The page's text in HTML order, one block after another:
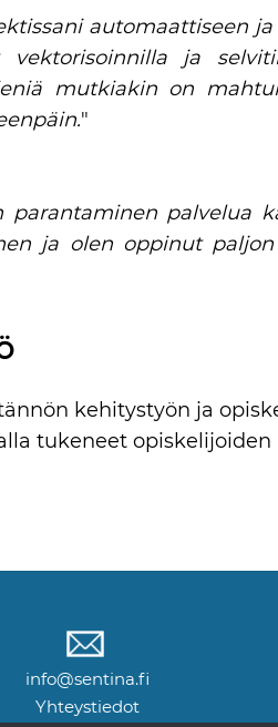
automaattiseen
vektorisoinnilla ja
mutkiakin on
"
palvelua
ja olen oppinut
kehitystyön ja
tukeneet
info@sentina.fi
Yhteystiedot